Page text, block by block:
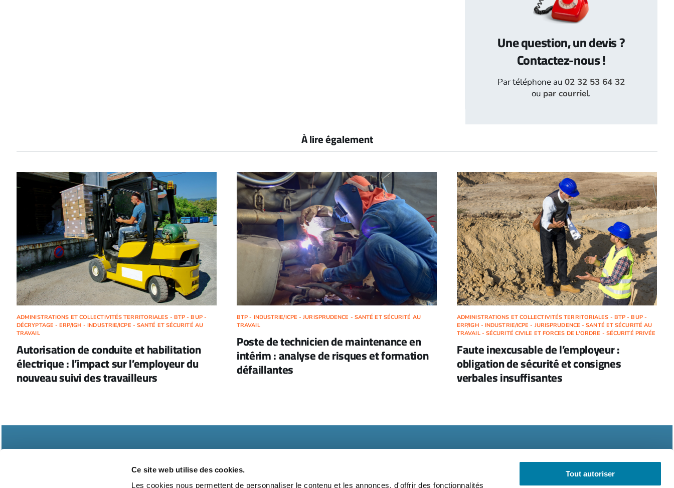
Ce site web utilise des cookies.
Les cookies nous permettent de personnaliser le contenu et les annonces, d'offrir des fonctionnalités
Tout autoriser
Une question, un devis ?
Contactez-nous !
Par téléphone au02 32 53 64 32
ou par courriel.
À lire également
ADMINISTRATIONS ET COLLECTIVITÉS TERRITORIALES - BTP - BUP -
DÉCRYPTAGE - ERP/IGH - INDUSTRIE/ICPE - SANTÉ ET SÉCURITÉ AU
TRAVAIL
Autorisation de conduite et habilitation
électrique : l’impact sur l’employeur du
nouveau suivi des travailleurs
BTP - INDUSTRIE/ICPE - JURISPRUDENCE - SANTÉ ET SÉCURITÉ AU
TRAVAIL
Poste de technicien de maintenance en
intérim : analyse de risques et formation
défaillantes
ADMINISTRATIONS ET COLLECTIVITÉS TERRITORIALES - BTP - BUP -
ERP/IGH - INDUSTRIE/ICPE - JURISPRUDENCE - SANTÉ ET SÉCURITÉ AU
TRAVAIL - SÉCURITÉ CIVILE ET FORCES DE L'ORDRE - SÉCURITÉ PRIVÉE
Faute inexcusable de l’employeur :
obligation de sécurité et consignes
verbales insuffisantes